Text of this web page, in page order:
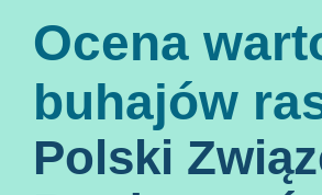
Ocena
buhajów
Polski